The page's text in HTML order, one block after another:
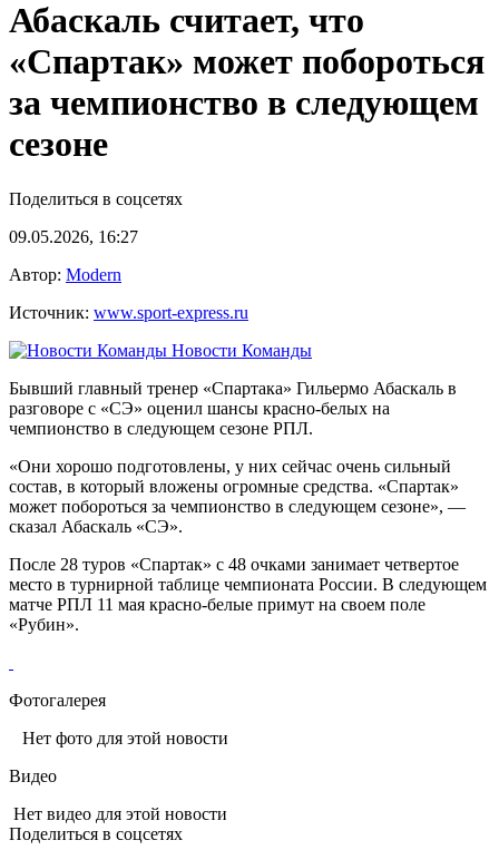
Абаскаль считает, что
«Спартак» может побороться
за чемпионство в следующем
сезоне
Поделиться в соцсетях
09.05.2026, 16:27
Автор: Modern
Источник: www.sport-express.ru
Новости Команды
Бывший главный тренер «Спартака» Гильермо Абаскаль в
разговоре с «СЭ» оценил шансы красно-белых на
чемпионство в следующем сезоне РПЛ.
«Они хорошо подготовлены, у них сейчас очень сильный
состав, в который вложены огромные средства. «Спартак»
может побороться за чемпионство в следующем сезоне», —
сказал Абаскаль «СЭ».
После 28 туров «Спартак» с 48 очками занимает четвертое
место в турнирной таблице чемпионата России. В следующем
матче РПЛ 11 мая красно-белые примут на своем поле
«Рубин».
Фотогалерея
Нет фото для этой новости
Видео
Нет видео для этой новости
Поделиться в соцсетях